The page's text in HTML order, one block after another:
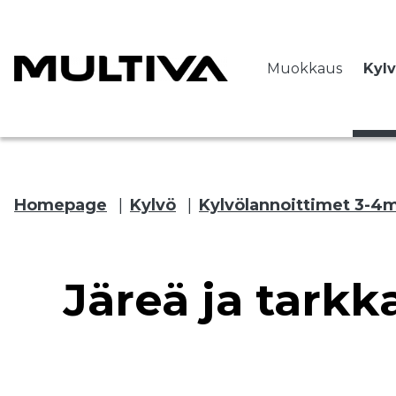
submenu
Muokkaus
Homepage Kylvö Kylvölannoittimet 3-
Järeä ja